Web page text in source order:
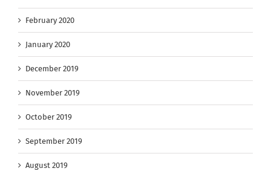
February 2020
January 2020
December 2019
November 2019
October 2019
September 2019
August 2019